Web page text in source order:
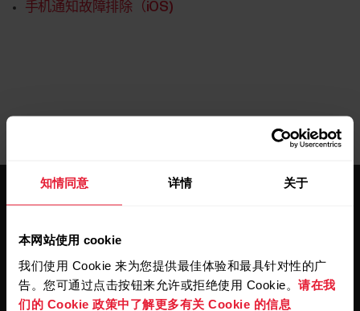
知情同意 详情 关于
本网站使用 cookie
我们使用 Cookie 来为您提供最佳体验和最具针对性的广
告。您可通过点击按钮来允许或拒绝使用 Cookie。 请在我
们的 Cookie 政策中了解更多有关 Cookie 的信息
手机通知故障排除（iOS)
保持更新。